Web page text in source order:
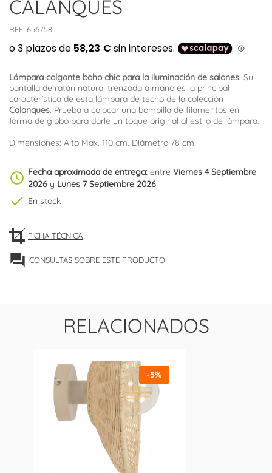
CALANQUES
REF: 656758
Lámpara colgante boho chic para la iluminación de salones. Su
pantalla de ratán natural trenzada a mano es la principal
característica de esta lámpara de techo de la colección
Calanques. Prueba a colocar una bombilla de filamentos en
forma de globo para darle un toque original al estilo de lámpara.
Dimensiones: Alto Max. 110 cm. Diámetro 78 cm.
schedule Fecha aproximada de entrega: entre Viernes 4 Septiembre
2026 y Lunes 7 Septiembre 2026
check En stock
FICHA TÉCNICA
forum CONSULTAS SOBRE ESTE PRODUCTO
RELACIONADOS
-5%